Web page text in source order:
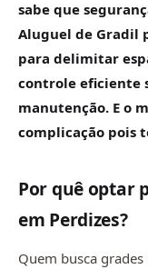
sabe que
Aluguel de Gradil
para delimitar
controle eficiente
manutenção. E o
complicação pois
Por quê optar
em Perdizes?
Quem busca